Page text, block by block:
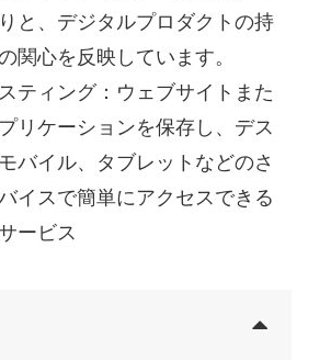
と、デジタルプロダクトの持
関心を反映しています。
ティング：ウェブサイトまた
リケーションを保存し、デス
バイル、タブレットなどのさ
イスで簡単にアクセスできる
ービス